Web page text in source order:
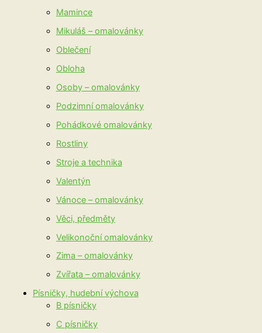
Mamince
Mikuláš – omalovánky
Oblečení
Obloha
Osoby – omalovánky
Podzimní omalovánky
Pohádkové omalovánky
Rostliny
Stroje a technika
Valentýn
Vánoce – omalovánky
Věci, předměty
Velikonoční omalovánky
Zima – omalovánky
Zvířata – omalovánky
Písničky, hudební výchova
B písničky
C písničky